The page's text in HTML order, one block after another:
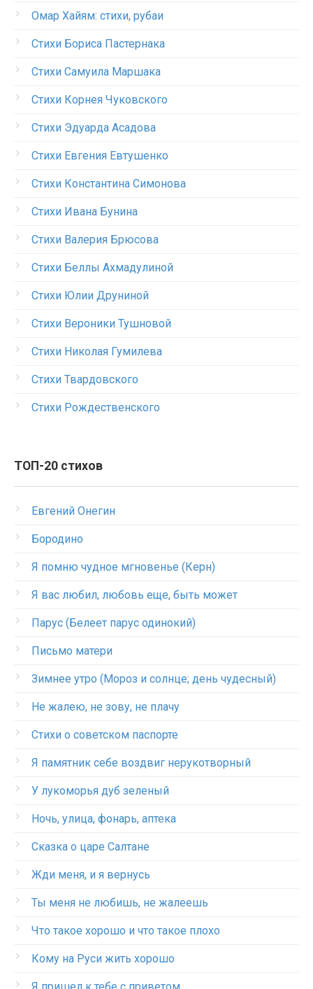
Омар Хайям: стихи, рубаи
Стихи Бориса Пастернака
Стихи Самуила Маршака
Стихи Корнея Чуковского
Стихи Эдуарда Асадова
Стихи Евгения Евтушенко
Стихи Константина Симонова
Стихи Ивана Бунина
Стихи Валерия Брюсова
Стихи Беллы Ахмадулиной
Стихи Юлии Друниной
Стихи Вероники Тушновой
Стихи Николая Гумилева
Стихи Твардовского
Стихи Рождественского
ТОП-20 стихов
Евгений Онегин
Бородино
Я помню чудное мгновенье (Керн)
Я вас любил, любовь еще, быть может
Парус (Белеет парус одинокий)
Письмо матери
Зимнее утро (Мороз и солнце; день чудесный)
Не жалею, не зову, не плачу
Стихи о советском паспорте
Я памятник себе воздвиг нерукотворный
У лукоморья дуб зеленый
Ночь, улица, фонарь, аптека
Сказка о царе Салтане
Жди меня, и я вернусь
Ты меня не любишь, не жалеешь
Что такое хорошо и что такое плохо
Кому на Руси жить хорошо